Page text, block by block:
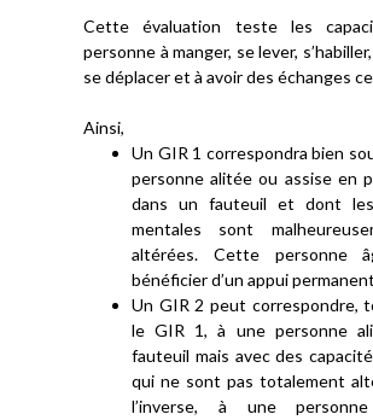
Cette évaluation teste les
personne à manger, se lever,
se déplacer et à avoir des échanges
Ainsi,
Un GIR 1 correspondra bien
personne alitée ou assise en
dans un fauteuil et dont
mentales sont
altérées. Cette personne
bénéficier d’un appui
Un GIR 2 peut correspondre,
le GIR 1, à une personne
fauteuil mais avec des
qui ne sont pas totalement
l’inverse, à une